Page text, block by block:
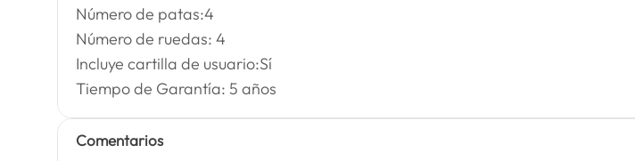
Número de patas:4
Número de ruedas: 4
Incluye cartilla de usuario:Sí
Tiempo de Garantía: 5 años
Comentarios